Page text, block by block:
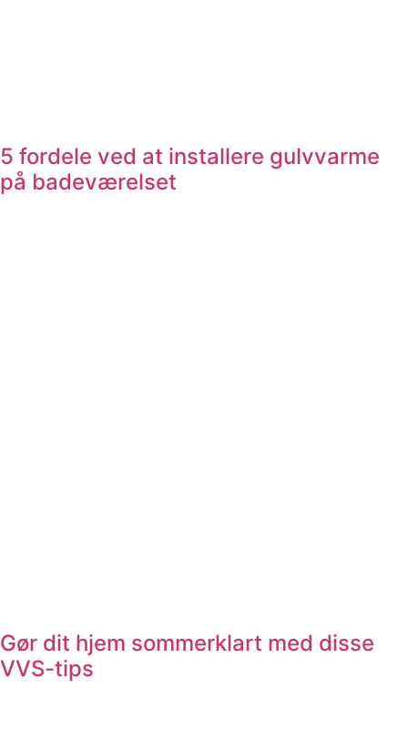
5 fordele ved at installere gulvvarme
på badeværelset
Gør dit hjem sommerklart med disse
VVS-tips